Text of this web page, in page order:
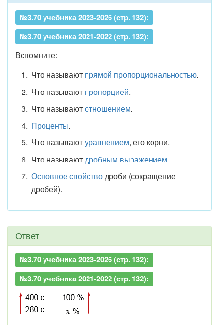
№3.70 учебника 2023-2026 (стр. 132):
№3.70 учебника 2021-2022 (стр. 132):
Вспомните:
Что называют прямой пропорциональностью.
Что называют пропорцией.
Что называютотношением.
Проценты.
Что называютуравнением, его корни.
Что называют дробным выражением.
Основное свойстводроби (сокращение
дробей).
Ответ
№3.70 учебника 2023-2026 (стр. 132):
№3.70 учебника 2021-2022 (стр. 132):